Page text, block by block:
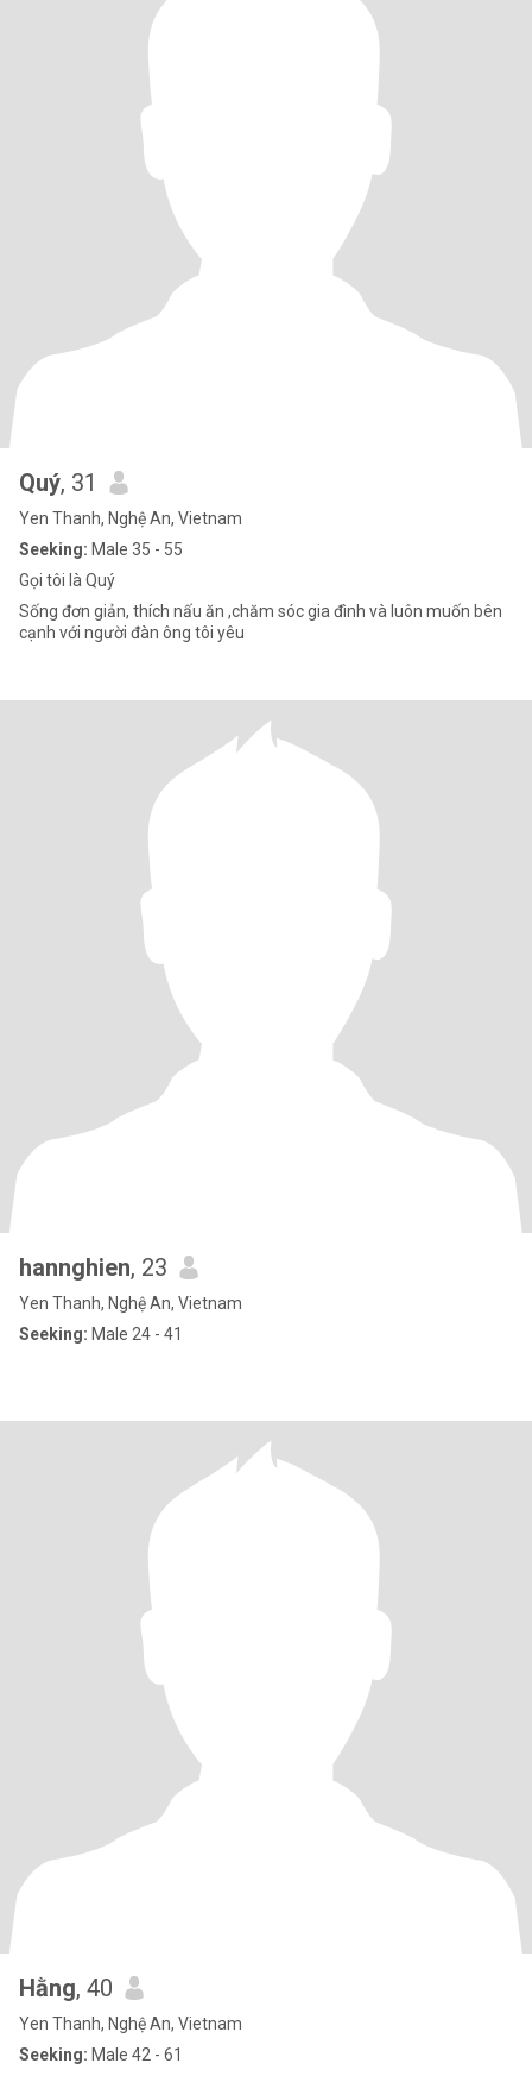
Quý, 31
Yen Thanh, Nghệ An, Vietnam
Seeking: Male 35 - 55
Gọi tôi là Quý
Sống đơn giản, thích nấu ăn ,chăm sóc gia đình và luôn muốn bên
cạnh với người đàn ông tôi yêu
hannghien, 23
Yen Thanh, Nghệ An, Vietnam
Seeking: Male 24 - 41
Hằng, 40
Yen Thanh, Nghệ An, Vietnam
Seeking: Male 42 - 61